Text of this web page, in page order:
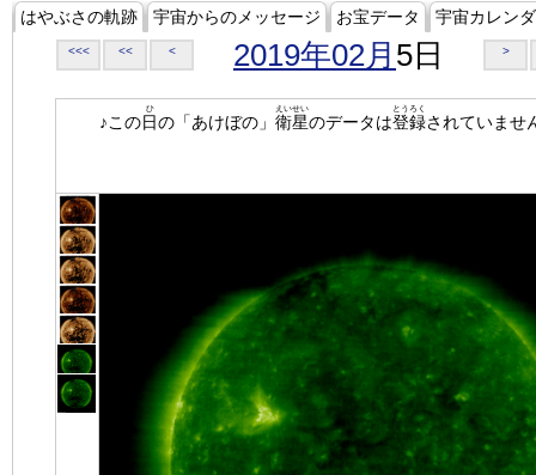
はやぶさの軌跡 宇宙からのメッセージ お宝データ 宇宙カレン
<<< << < 2019年02月 5日 >
♪この日
ひ
の「あけぼの」 衛星
えいせい
のデータは登録
とうろく
されていませ